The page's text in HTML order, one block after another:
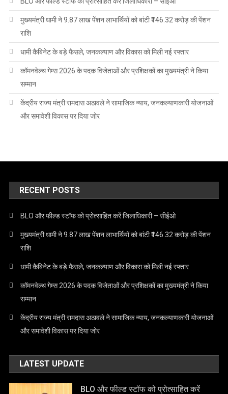
मुख्यमंत्री धामी ने 9.87 लाख पेंशन लाभार्थियों को बांटी ₹146.32 करोड़ की पेंशन
राशि
धामी कैबिनेट के बड़े फैसले, जनकल्याण और विकास को मिली नई रफ्तार
कॉमनवेल्थ गेम्स 2026 के पदक विजेताओं और प्रशिक्षकों का मुख्यमंत्री ने किया
सम्मान
केंद्रीय राज्य मंत्री रामदास अठावले ने सामाजिक न्याय, जनकल्याणकारी योजनाओं
और समावेशी विकास पर दिया जोर
RECENT POSTS
BLO और फील्ड स्टॉफ को प्रोत्साहित करें जिलाधिकारी – सीईओ
मुख्यमंत्री धामी ने 9.87 लाख पेंशन लाभार्थियों को बांटी ₹146.32 करोड़ की पेंशन
राशि
धामी कैबिनेट के बड़े फैसले, जनकल्याण और विकास को मिली नई रफ्तार
कॉमनवेल्थ गेम्स 2026 के पदक विजेताओं और प्रशिक्षकों का मुख्यमंत्री ने किया
सम्मान
केंद्रीय राज्य मंत्री रामदास अठावले ने सामाजिक न्याय, जनकल्याणकारी योजनाओं
और समावेशी विकास पर दिया जोर
LATEST UPDATE
BLO और फील्ड स्टॉफ को प्रोत्साहित करें